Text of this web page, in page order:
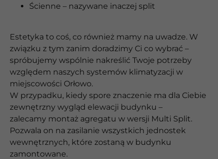
Ścienne – nazywane inaczej split
Estetyka to coś, co również mamy na uwadze. W
związku z tym zanim doradzimy Ci co wybrać –
spróbujemy wspólnie nakreślić Twoje potrzeby
względem naszych systemów klimatyzacji w
miejscowości Orłowo.
W przypadku, kiedy spore znaczenie ma dla Ciebie
zewnętrzny wygląd elewacji budynku –
zalecamy montaż agregatu w wersji Multi Split.
Pozwala on na zasilanie wszystkich jednostek
wewnętrznych, które zostaną w budynku
zamontowane.